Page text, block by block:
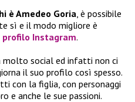
è Amedeo Goria , è possibile
sì e il modo migliore è
profilo Instagram.
molto social ed infatti non ci
il suo profilo così spesso.
con la figlia, con personaggi
e anche le sue passioni.